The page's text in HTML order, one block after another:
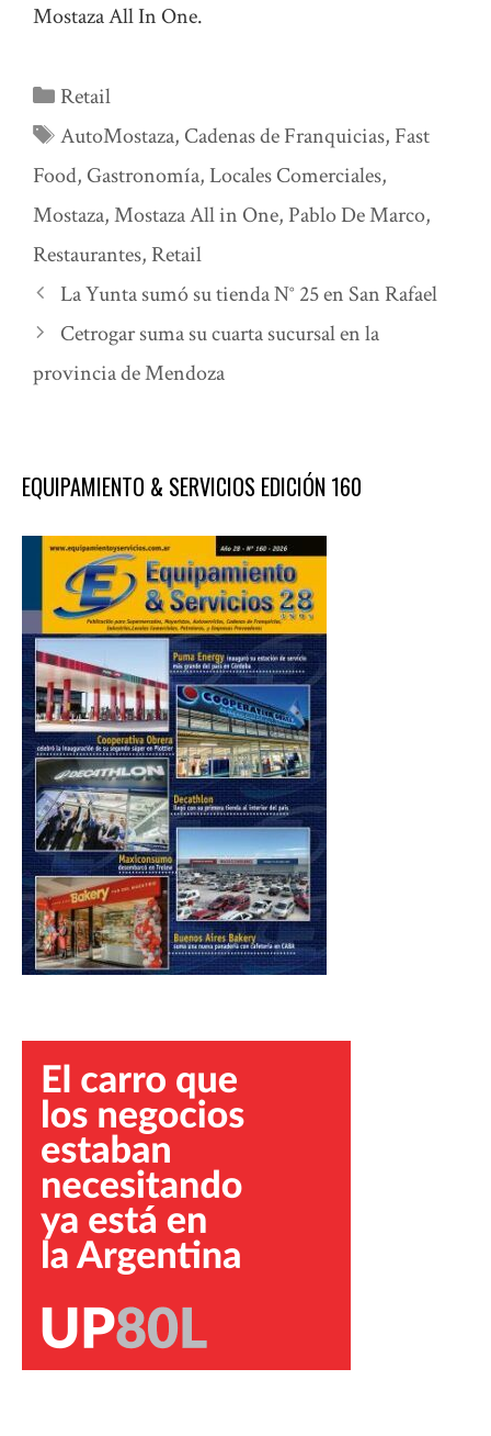
Mostaza All In One.
Categorías
Retail
Etiquetas
AutoMostaza, Cadenas de Franquicias, Fast
Food, Gastronomía,Locales Comerciales,
Mostaza,Mostaza All in One, Pablo De Marco,
Restaurantes, Retail
La Yunta sumó su tienda N° 25 en San Rafael
Cetrogar suma su cuarta sucursal en la
provincia de Mendoza
EQUIPAMIENTO & SERVICIOS EDICIÓN 160